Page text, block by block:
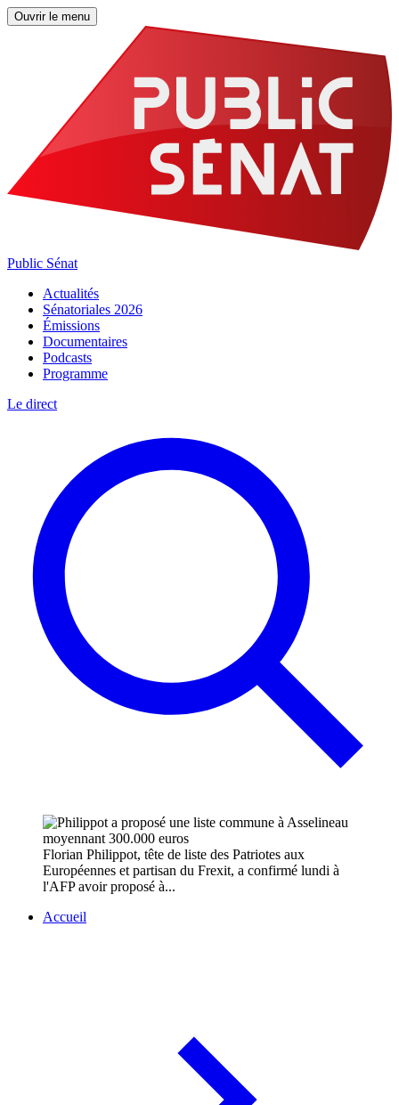
Ouvrir le menu
Public Sénat
Actualités
Sénatoriales 2026
Émissions
Documentaires
Podcasts
Programme
Le direct
Florian Philippot, tête de liste des Patriotes aux
Européennes et partisan du Frexit, a confirmé lundi à
l'AFP avoir proposé à...
Accueil